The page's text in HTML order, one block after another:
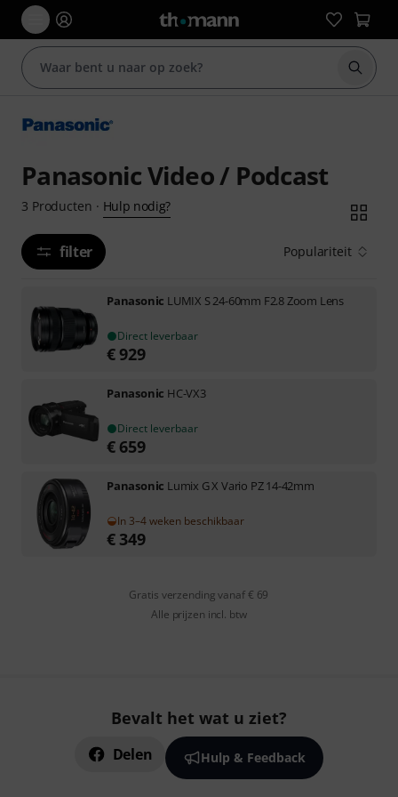
Zoek
Panasonic Video / Podcast
3 Producten · Hulp nodig?
filter Populariteit
Panasonic LUMIX S 24-60mm F2.8 Zoom Lens
Direct leverbaar
€929
Panasonic HC-VX3
Direct leverbaar
€ 659
Panasonic Lumix G X Vario PZ 14-42mm
In 3–4 weken beschikbaar
€ 349
Gratis verzending vanaf € 69
Alle prijzen incl. btw
Bevalt het wat u ziet?
Delen Hulp & Feedback